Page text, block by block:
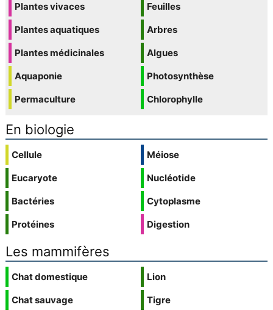
Plantes vivaces
Plantes aquatiques
Plantes médicinales
Aquaponie
Permaculture
Feuilles
Arbres
Algues
Photosynthèse
Chlorophylle
En biologie
Cellule
Eucaryote
Bactéries
Protéines
Méiose
Nucléotide
Cytoplasme
Digestion
Les mammifères
Chat domestique
Chat sauvage
Lion
Tigre